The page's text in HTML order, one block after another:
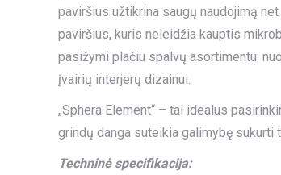
paviršius užtikrina saugų naudojimą
paviršius, kuris neleidžia kauptis
pasižymi plačiu spalvų asortimentu:
įvairių interjerų dizainui.
„Sphera Element“ – tai idealus
grindų danga suteikia galimybę
Techninė specifikacija: